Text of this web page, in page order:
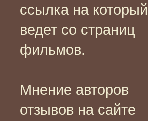
ссылка на который
ведет со страниц
фильмов.
Мнение авторов
отзывов на сайте